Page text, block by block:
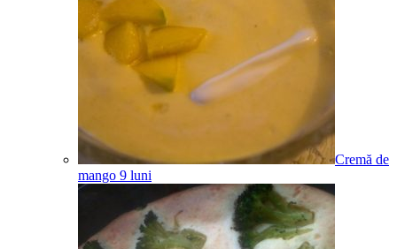
Cremă de
mango 9 luni